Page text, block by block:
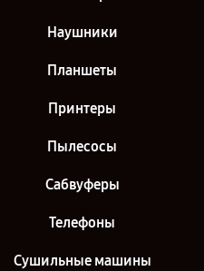
Наушники
Планшеты
Принтеры
Пылесосы
Сабвуферы
Телефоны
Сушильные машины